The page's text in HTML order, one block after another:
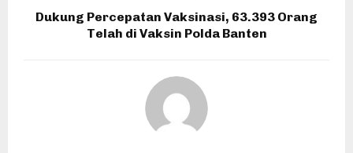
Dukung Percepatan Vaksinasi, 63.393 Orang
Telah di Vaksin Polda Banten